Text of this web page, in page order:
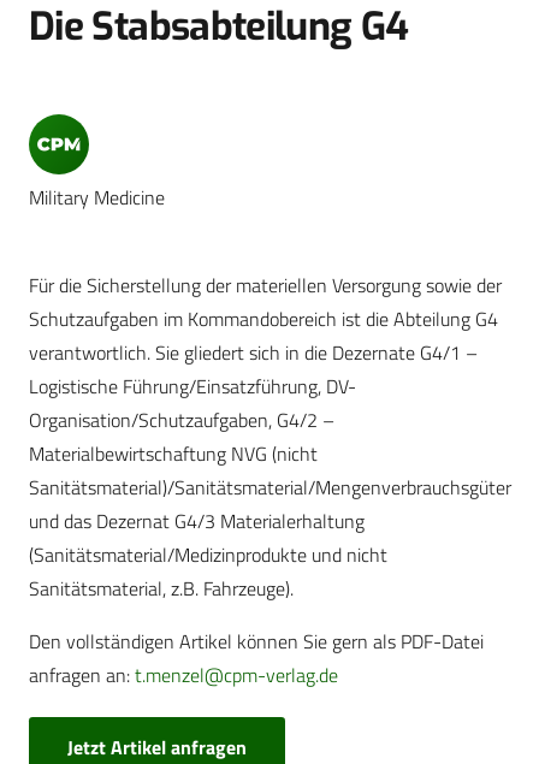
Die Stabsabteilung G4
Military Medicine
Für die Sicherstellung der materiellen Versorgung sowie der
Schutzaufgaben im Kommandobereich ist die Abteilung G4
verantwortlich. Sie gliedert sich in die Dezernate G4/1 –
Logistische Führung/Einsatzführung, DV-
Organisation/Schutzaufgaben, G4/2 –
Materialbewirtschaftung NVG (nicht
Sanitätsmaterial)/Sanitätsmaterial/Mengenverbrauchsgüter
und das Dezernat G4/3 Materialerhaltung
(Sanitätsmaterial/Medizinprodukte und nicht
Sanitätsmaterial, z.B. Fahrzeuge).
Den vollständigen Artikel können Sie gern als PDF-Datei
anfragen an:t.menzel@cpm-verlag.de
Jetzt Artikel anfragen